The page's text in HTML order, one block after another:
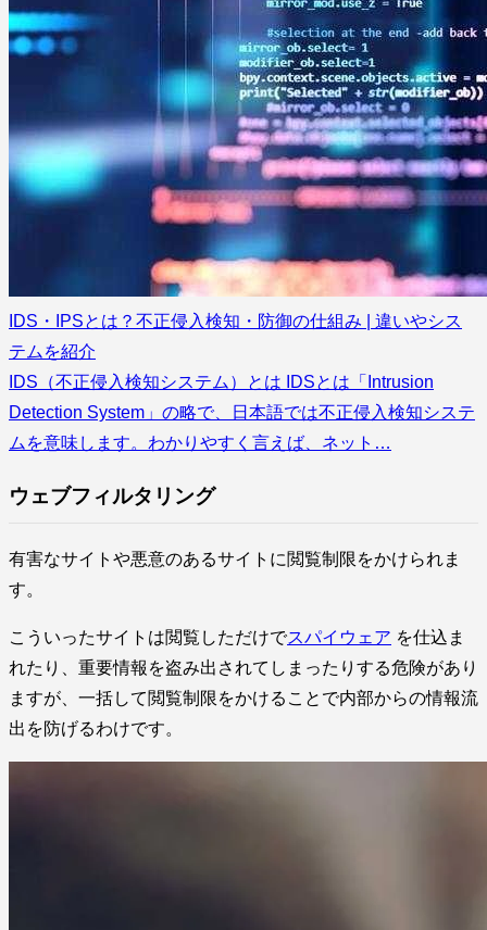
IDS・IPSとは？不正侵入検知・防御の仕組み | 違いやシス
テムを紹介
IDS（不正侵入検知システム）とは IDSとは「Intrusion
Detection System」の略で、日本語では不正侵入検知システ
ムを意味します。わかりやすく言えば、ネット…
ウェブフィルタリング
有害なサイトや悪意のあるサイトに閲覧制限をかけられま
す。
こういったサイトは閲覧しただけでスパイウェア を仕込ま
れたり、重要情報を盗み出されてしまったりする危険があり
ますが、一括して閲覧制限をかけることで内部からの情報流
出を防げるわけです。